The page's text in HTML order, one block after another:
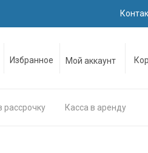
Избранное Мой аккаунт
рассрочку Касса в аренду